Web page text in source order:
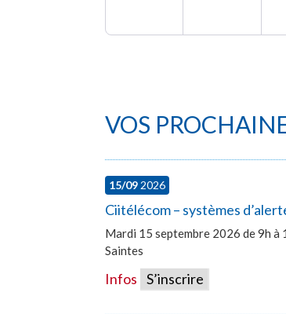
VOS
15/09 2026
Ciitélécom – systèmes
Mardi 15 septembre 2026 de 9h à
Saintes
Infos S’inscrire